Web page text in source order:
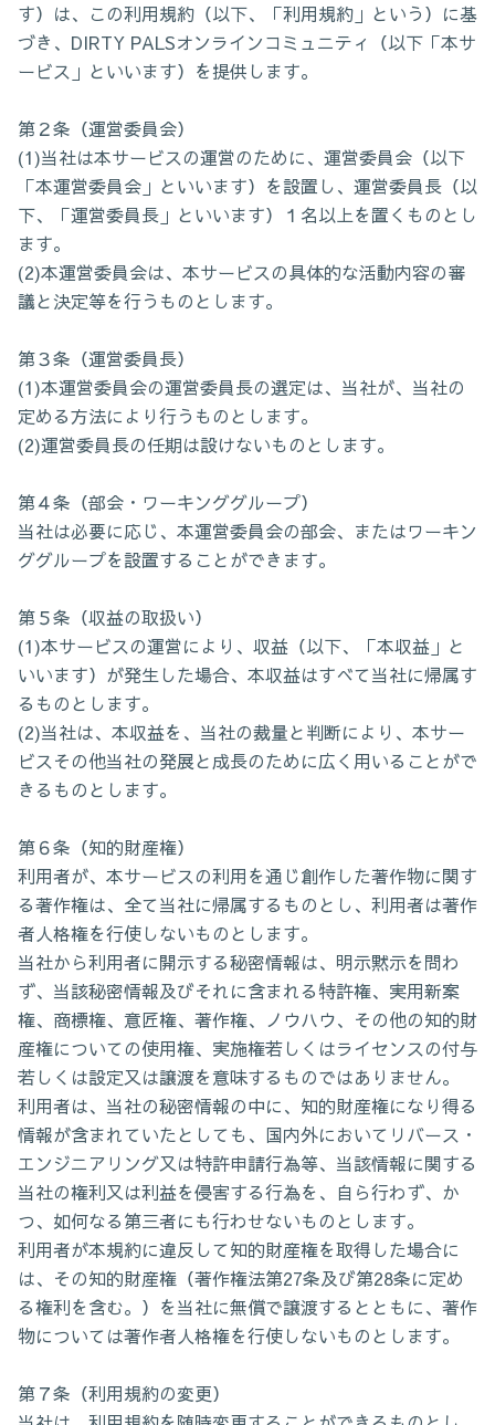
す）は、この利用規約（以下、「利用規約」という）に基
づき、DIRTY PALSオンラインコミュニティ（以下「本サ
ービス」といいます）を提供します。
第２条（運営委員会）
(1)当社は本サービスの運営のために、運営委員会（以下
「本運営委員会」といいます）を設置し、運営委員長（以
下、「運営委員長」といいます）１名以上を置くものとし
ます。
(2)本運営委員会は、本サービスの具体的な活動内容の審
議と決定等を行うものとします。
第３条（運営委員長）
(1)本運営委員会の運営委員長の選定は、当社が、当社の
定める方法により行うものとします。
(2)運営委員長の任期は設けないものとします。
第４条（部会・ワーキンググループ）
当社は必要に応じ、本運営委員会の部会、またはワーキン
ググループを設置することができます。
第５条（収益の取扱い）
(1)本サービスの運営により、収益（以下、「本収益」と
いいます）が発生した場合、本収益はすべて当社に帰属す
るものとします。
(2)当社は、本収益を、当社の裁量と判断により、本サー
ビスその他当社の発展と成長のために広く用いることがで
きるものとします。
第６条（知的財産権）
利用者が、本サービスの利用を通じ創作した著作物に関す
る著作権は、全て当社に帰属するものとし、利用者は著作
者人格権を行使しないものとします。
当社から利用者に開示する秘密情報は、明示黙示を問わ
ず、当該秘密情報及びそれに含まれる特許権、実用新案
権、商標権、意匠権、著作権、ノウハウ、その他の知的財
産権についての使用権、実施権若しくはライセンスの付与
若しくは設定又は譲渡を意味するものではありません。
利用者は、当社の秘密情報の中に、知的財産権になり得る
情報が含まれていたとしても、国内外においてリバース・
エンジニアリング又は特許申請行為等、当該情報に関する
当社の権利又は利益を侵害する行為を、自ら行わず、か
つ、如何なる第三者にも行わせないものとします。
利用者が本規約に違反して知的財産権を取得した場合に
は、その知的財産権（著作権法第27条及び第28条に定め
る権利を含む。）を当社に無償で譲渡するとともに、著作
物については著作者人格権を行使しないものとします。
第７条（利用規約の変更）